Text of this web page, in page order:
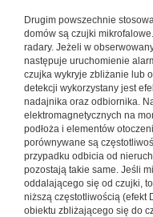
Drugim powszechnie
domów są czujki
radary. Jeżeli w
następuje uruchomienie
czujka wykryje zbliżanie lub
detekcji wykorzystany jest
nadajnika oraz odbiornika.
elektromagnetycznych na
podłoża i elementów
porównywane są
przypadku odbicia od
pozostają takie same. Jeśli
oddalającego się od czujki,
niższą częstotliwością (efekt
obiektu zbliżającego się do